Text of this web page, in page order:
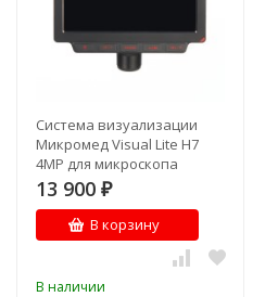
Система визуализации
Микромед Visual Lite H7
4MP для микроскопа
13 900 ₽
В корзину
В наличии